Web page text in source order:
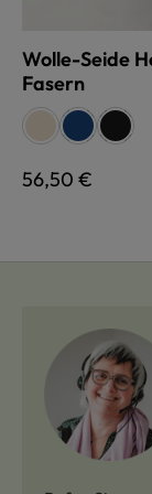
Wolle-Seide
Fasern
Farbenaturweißdunkelblau
Regulärer Preis:
56,50 €